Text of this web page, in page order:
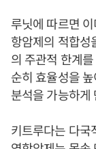
루닛에 따르면
항암제의 적합성
의 주관적 한계
순히 효율성을
분석을 가능하게
키트루다는 다국